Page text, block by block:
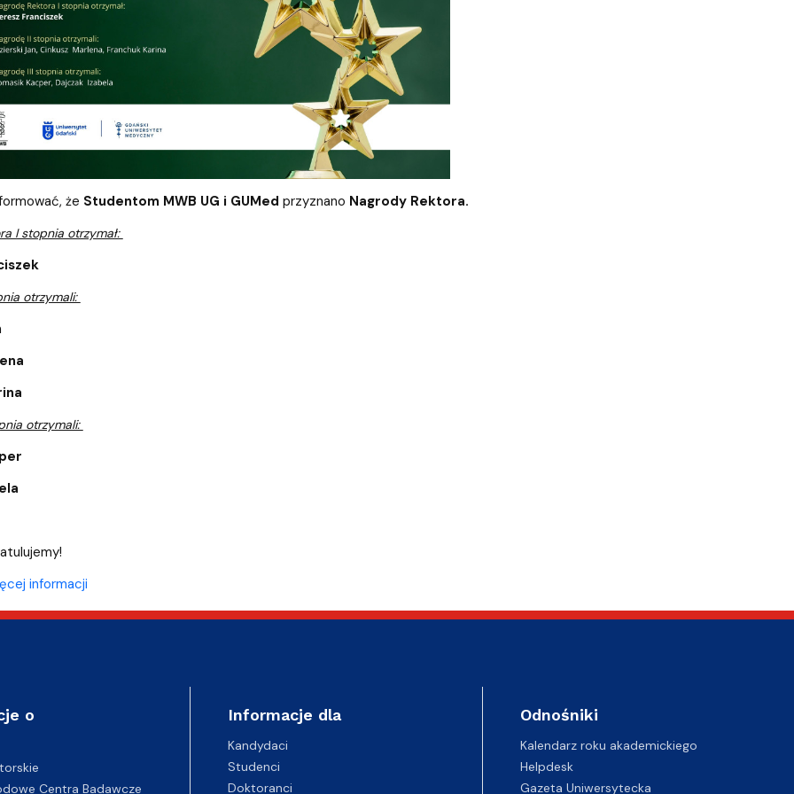
że Studentom MWB UG i GUMed przyznano Nagrody Rektora.
I stopnia otrzymał:
otrzymali:
otrzymali:
informacji
o
Centra Badawcze
Informacje dla
Kandydaci
Studenci
Doktoranci
Odnośniki
Kalendarz roku akademickiego
Helpdesk
Gazeta Uniwersytecka